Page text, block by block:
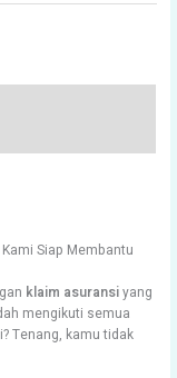
Siap Membantu
klaim asuransiyang
mengikuti semua
Tenang, kamu tidak